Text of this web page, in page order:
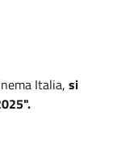
Italia, si